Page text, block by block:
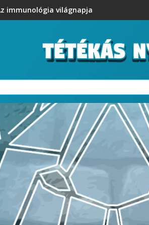
immunológia világnapja